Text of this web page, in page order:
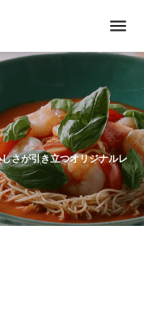
menu
さが引き立つオリジナルレ